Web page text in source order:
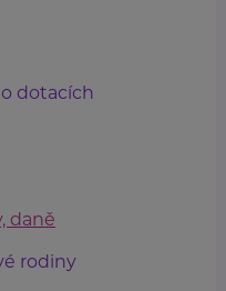
dotacích
daně
rodiny